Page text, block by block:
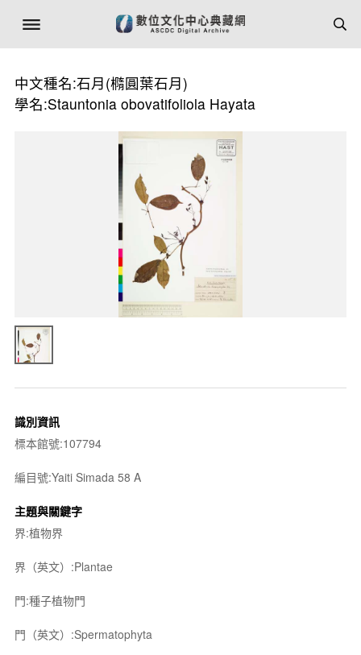
中文種名:石月(橢圓葉石月)
學名:Stauntonia obovatifoliola Hayata
識別資訊
標本館號:107794
編目號:Yaiti Simada 58 A
主題與關鍵字
界:植物界
界（英文）:Plantae
門:種子植物門
門（英文）:Spermatophyta